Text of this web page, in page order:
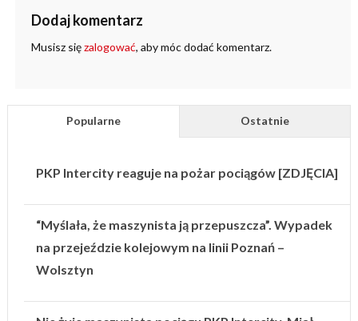
Dodaj komentarz
Musisz sięzalogować, aby móc dodać komentarz.
Popularne Ostatnie
PKP Intercity reaguje na pożar pociągów [ZDJĘCIA]
“Myślała, że maszynista ją przepuszcza”. Wypadek
na przejeździe kolejowym na linii Poznań –
Wolsztyn